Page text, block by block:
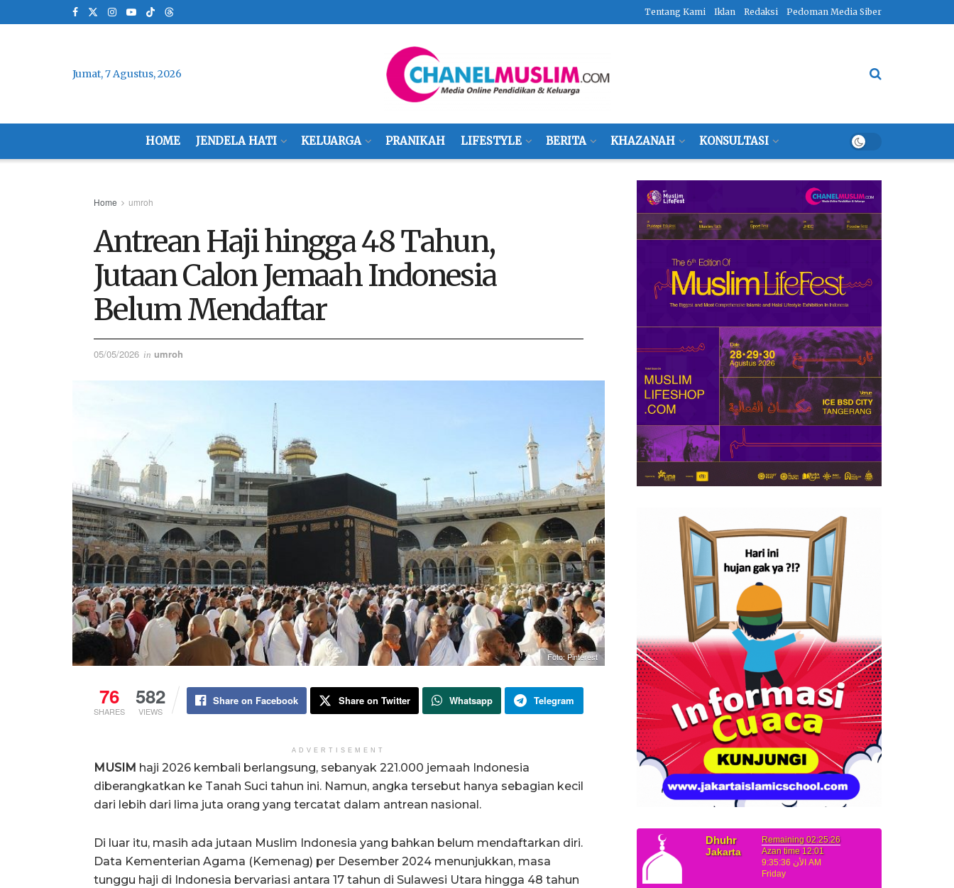
Tentang Kami Iklan Redaksi Pedoman Media Siber
Jumat, 7 Agustus, 2026
HOME JENDELA HATI KELUARGA PRANIKAH LIFESTYLE BERITA KHAZANAH KONSULTASI
Home umroh
Antrean Haji hingga 48 Tahun,
Jutaan Calon Jemaah Indonesia
Belum Mendaftar
05/05/2026 in umroh
Foto: Pinterest
76
SHARES
582
VIEWS
Share on Facebook Share on Twitter Whatsapp Telegram
ADVERTISEMENT
MUSIM haji 2026 kembali berlangsung, sebanyak 221.000 jemaah Indonesia
diberangkatkan ke Tanah Suci tahun ini. Namun, angka tersebut hanya sebagian kecil
dari lebih dari lima juta orang yang tercatat dalam antrean nasional.
Di luar itu, masih ada jutaan Muslim Indonesia yang bahkan belum mendaftarkan diri.
Data Kementerian Agama (Kemenag) per Desember 2024 menunjukkan, masa
tunggu haji di Indonesia bervariasi antara 17 tahun di Sulawesi Utara hingga 48 tahun